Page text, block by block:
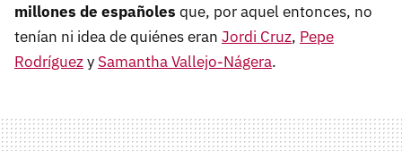
millones de españoles que, por aquel entonces, no
tenían ni idea de quiénes eran Jordi Cruz, Pepe
Rodríguezy Samantha Vallejo-Nágera.